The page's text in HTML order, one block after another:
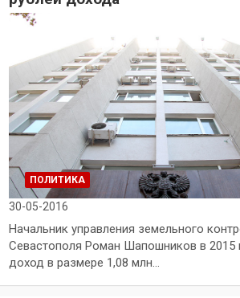
ПОЛИТИКА
30-05-2016
Начальник управления земельного
Севастополя Роман Шапошников в 2015
доход в размере 1,08 млн…